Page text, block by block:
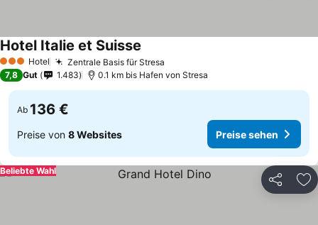
3 SterneHotel Zentrale Basis für Stresa
Hotel Italie et Suisse
7,8 Gut 1.483 0.1 km bis Hafen von Stresa
Ab 136 €
Preise von 8 Websites Preise sehen
Teilen
Beliebte Wahl